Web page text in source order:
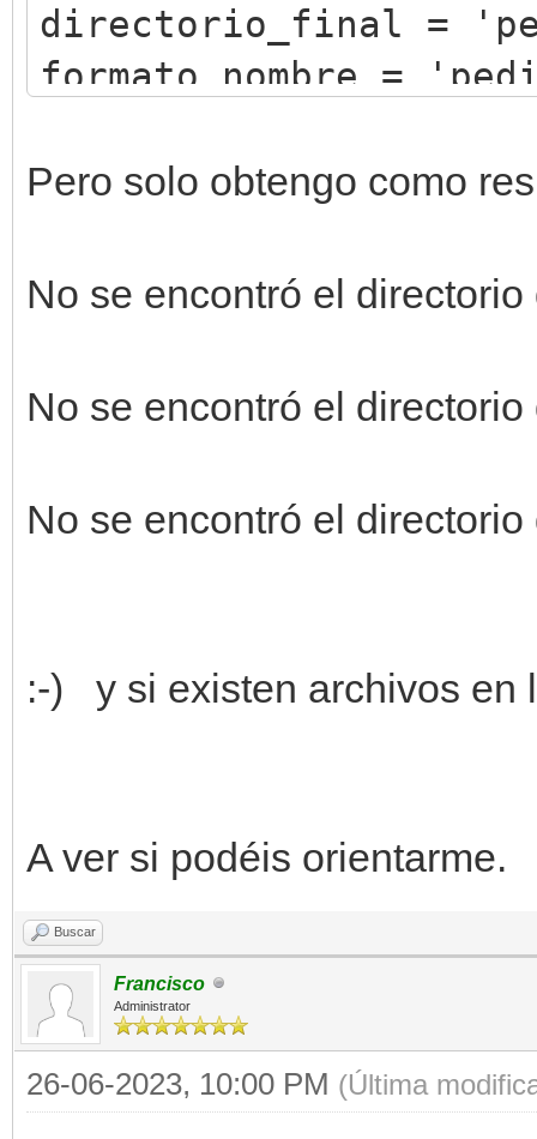
directorio_final =
formato_nombre =
ruta_pedido =
if
print(f"Archivos
print(f"No se
para el proveedor
else:
print(f"No se
Pero solo obtengo como
No se encontró el
No se encontró el
No se encontró el
:-) y si existen archivos en
A ver si podéis
Buscar
Francisco
Administrator
26-06-2023, 10:00 PM (Última